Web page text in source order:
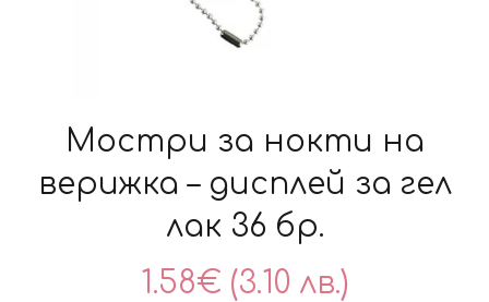
Мостри за нокти на
верижка – дисплей за гел
лак 36 бр.
1.58€ (3.10 лв.)